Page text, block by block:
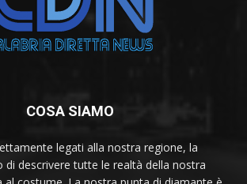
COSA SIAMO
legati alla nostra regione, la
di descrivere tutte le realtà della nostra